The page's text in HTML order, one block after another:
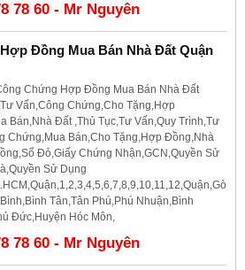
78 60 - Mr Nguyên
Đồng Mua Bán Nhà Đất Quận
Chứng Hợp Đồng Mua Bán Nhà Đất
Vấn,Công Chứng,Cho Tặng,Hợp
Bán,Nhà Đất ,Thủ Tục,Tư Vấn,Quy Trình,Tư
Chứng,Mua Bán,Cho Tặng,Hợp Đồng,Nhà
Đỏ,Giấy Chứng Nhận,GCN,Quyền Sử
Sử Dụng
Tân,Tân Phú,Phú Nhuận,Bình
Đức,Huyện Hóc Môn,
78 60 - Mr Nguyên